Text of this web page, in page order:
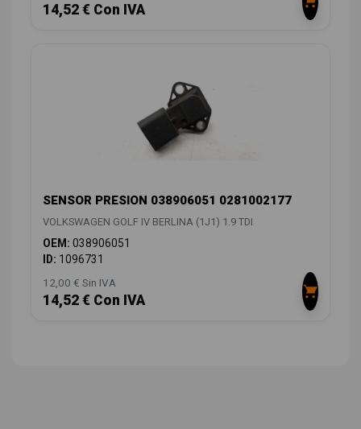
14,52 € Con IVA
SENSOR PRESION 038906051 0281002177
VOLKSWAGEN GOLF IV BERLINA (1J1) 1.9 TDI
OEM: 038906051
ID: 1096731
12,00 € Sin IVA
14,52 € Con IVA